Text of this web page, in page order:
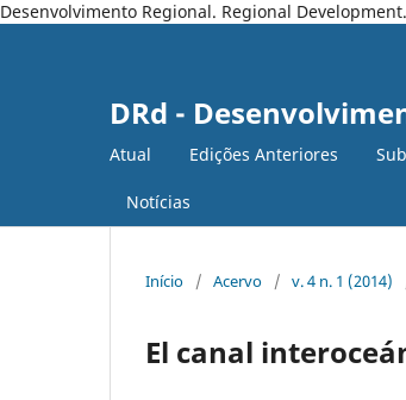
Desenvolvimento Regional. Regional
DRd -
Atual Edições Anteriores
Notícias
Início / Acervo / v. 4 n. 1 (2014)
El canal